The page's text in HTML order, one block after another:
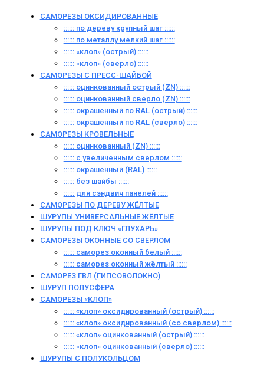
САМОРЕЗЫ ОКСИДИРОВАННЫЕ
:::::: по дереву крупный шаг ::::::
:::::: по металлу мелкий шаг ::::::
:::::: «клоп» (острый) ::::::
:::::: «клоп» (сверло) ::::::
САМОРЕЗЫ С ПРЕСС-ШАЙБОЙ
:::::: оцинкованный острый (ZN) ::::::
:::::: оцинкованный сверло (ZN) ::::::
:::::: окрашенный по RAL (острый) ::::::
:::::: окрашенный по RAL (сверло) ::::::
САМОРЕЗЫ КРОВЕЛЬНЫЕ
:::::: оцинкованный (ZN) ::::::
:::::: с увеличенным сверлом ::::::
:::::: окрашенный (RAL) ::::::
:::::: без шайбы ::::::
:::::: для сэндвич панелей ::::::
САМОРЕЗЫ ПО ДЕРЕВУ ЖЁЛТЫЕ
ШУРУПЫ УНИВЕРСАЛЬНЫЕ ЖЁЛТЫЕ
ШУРУПЫ ПОД КЛЮЧ «ГЛУХАРЬ»
САМОРЕЗЫ ОКОННЫЕ СО СВЕРЛОМ
:::::: саморез оконный белый ::::::
:::::: саморез оконный жёлтый ::::::
САМОРЕЗ ГВЛ (ГИПСОВОЛОКНО)
ШУРУП ПОЛУСФЕРА
САМОРЕЗЫ «КЛОП»
:::::: «клоп» оксидированный (острый) ::::::
:::::: «клоп» оксидированный (со сверлом) ::::::
:::::: «клоп» оцинкованный (острый) ::::::
:::::: «клоп» оцинкованный (сверло) ::::::
ШУРУПЫ С ПОЛУКОЛЬЦОМ